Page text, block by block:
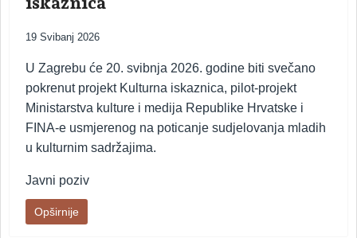
19 Svibanj 2026
U Zagrebu će 20. svibnja 2026. godine biti svečano
pokrenut projekt Kulturna iskaznica, pilot-projekt
Ministarstva kulture i medija Republike Hrvatske i
FINA-e usmjerenog na poticanje sudjelovanja mladih
u kulturnim sadržajima.
Javni poziv
Opširnije